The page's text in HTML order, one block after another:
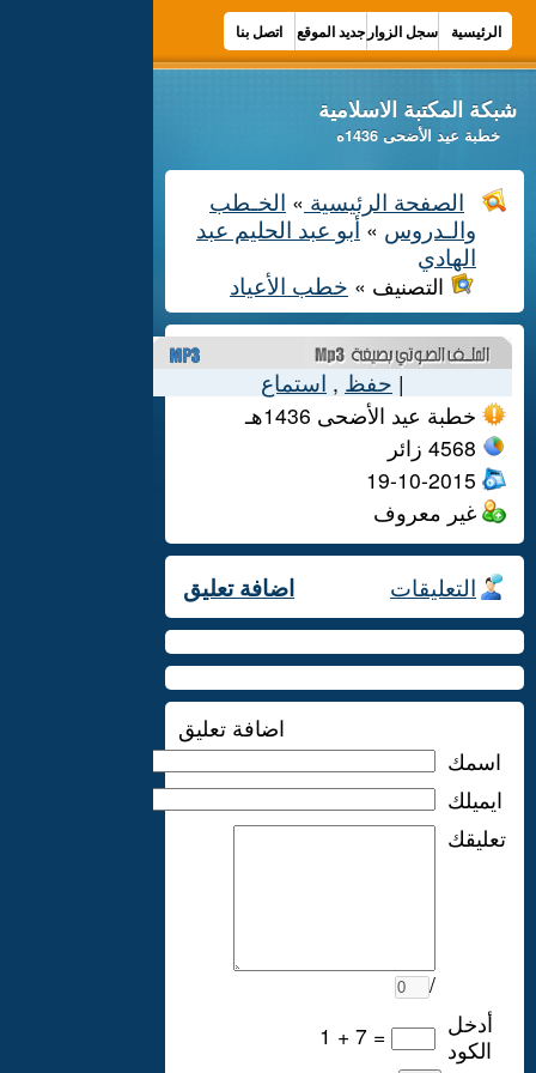
الرئيسية سجل الزوار جديد الموقع اتصل بنا
شبكة المكتبة الاسلامية
خطبة عيد الأضحى 1436ه
الصفحة الرئيسية » الخـطب
والـدروس » أبو عبد الحليم عبد
الهادي
التصنيف » خطب الأعياد
| حفظ , استماع
خطبة عيد الأضحى 1436هـ
4568 زائر
19-10-2015
غير معروف
التعليقات اضافة تعليق
اضافة تعليق
اسمك
ايميلك
/
تعليقك
1 + 7 =
أدخل
الكود